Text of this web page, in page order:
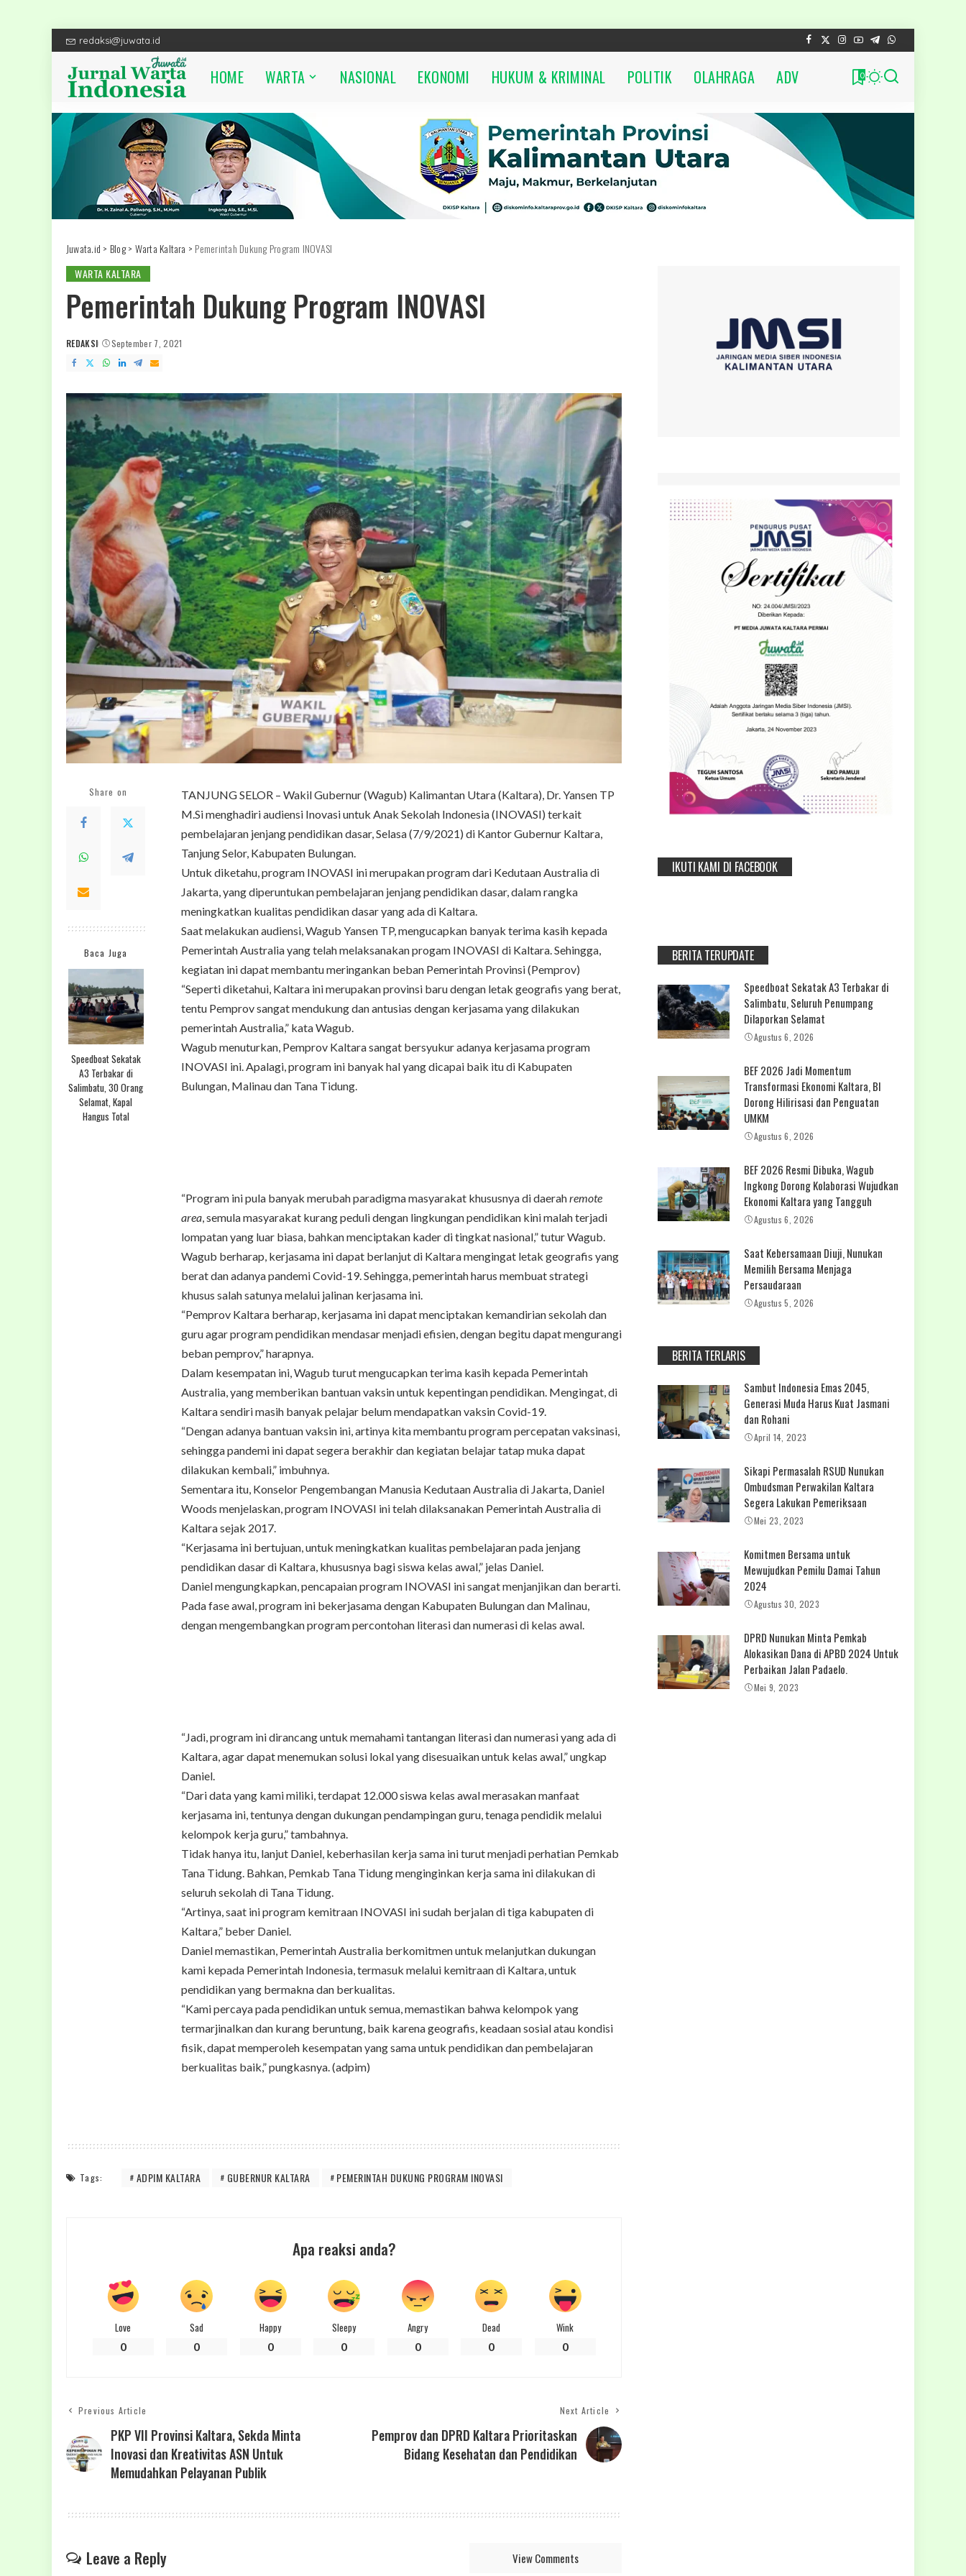
redaksi@juwata.id
HOME WARTA NASIONAL EKONOMI HUKUM & KRIMINAL POLITIK OLAHRAGA ADV 0
Juwata.id > Blog> Warta Kaltara > Pemerintah Dukung Program INOVASI
WARTA KALTARA
Pemerintah Dukung Program INOVASI
POSTED
BY
REDAKSI September 7, 2021
Share on
Baca Juga
Speedboat Sekatak
A3 Terbakar di
Salimbatu, 30 Orang
Selamat, Kapal
Hangus Total
TANJUNG SELOR – Wakil Gubernur (Wagub) Kalimantan Utara (Kaltara), Dr. Yansen TP
M.Si menghadiri audiensi Inovasi untuk Anak Sekolah Indonesia (INOVASI) terkait
pembelajaran jenjang pendidikan dasar, Selasa (7/9/2021) di Kantor Gubernur Kaltara,
Tanjung Selor, Kabupaten Bulungan.
Untuk diketahu, program INOVASI ini merupakan program dari Kedutaan Australia di
Jakarta, yang diperuntukan pembelajaran jenjang pendidikan dasar, dalam rangka
meningkatkan kualitas pendidikan dasar yang ada di Kaltara.
Saat melakukan audiensi, Wagub Yansen TP, mengucapkan banyak terima kasih kepada
Pemerintah Australia yang telah melaksanakan progam INOVASI di Kaltara. Sehingga,
kegiatan ini dapat membantu meringankan beban Pemerintah Provinsi (Pemprov)
“Seperti diketahui, Kaltara ini merupakan provinsi baru dengan letak geografis yang berat,
tentu Pemprov sangat mendukung dan antusias dengan kerjasama yang dilakukan
pemerintah Australia,” kata Wagub.
Wagub menuturkan, Pemprov Kaltara sangat bersyukur adanya kerjasama program
INOVASI ini. Apalagi, program ini banyak hal yang dicapai baik itu di Kabupaten
Bulungan, Malinau dan Tana Tidung.
“Program ini pula banyak merubah paradigma masyarakat khususnya di daerahremote
area, semula masyarakat kurang peduli dengan lingkungan pendidikan kini malah terjadi
lompatan yang luar biasa, bahkan menciptakan kader di tingkat nasional,” tutur Wagub.
Wagub berharap, kerjasama ini dapat berlanjut di Kaltara mengingat letak geografis yang
berat dan adanya pandemi Covid-19. Sehingga, pemerintah harus membuat strategi
khusus salah satunya melalui jalinan kerjasama ini.
“Pemprov Kaltara berharap, kerjasama ini dapat menciptakan kemandirian sekolah dan
guru agar program pendidikan mendasar menjadi efisien, dengan begitu dapat mengurangi
beban pemprov,” harapnya.
Dalam kesempatan ini, Wagub turut mengucapkan terima kasih kepada Pemerintah
Australia, yang memberikan bantuan vaksin untuk kepentingan pendidikan. Mengingat, di
Kaltara sendiri masih banyak pelajar belum mendapatkan vaksin Covid-19.
“Dengan adanya bantuan vaksin ini, artinya kita membantu program percepatan vaksinasi,
sehingga pandemi ini dapat segera berakhir dan kegiatan belajar tatap muka dapat
dilakukan kembali,” imbuhnya.
Sementara itu, Konselor Pengembangan Manusia Kedutaan Australia di Jakarta, Daniel
Woods menjelaskan, program INOVASI ini telah dilaksanakan Pemerintah Australia di
Kaltara sejak 2017.
“Kerjasama ini bertujuan, untuk meningkatkan kualitas pembelajaran pada jenjang
pendidikan dasar di Kaltara, khususnya bagi siswa kelas awal,” jelas Daniel.
Daniel mengungkapkan, pencapaian program INOVASI ini sangat menjanjikan dan berarti.
Pada fase awal, program ini bekerjasama dengan Kabupaten Bulungan dan Malinau,
dengan mengembangkan program percontohan literasi dan numerasi di kelas awal.
“Jadi, program ini dirancang untuk memahami tantangan literasi dan numerasi yang ada di
Kaltara, agar dapat menemukan solusi lokal yang disesuaikan untuk kelas awal,” ungkap
Daniel.
“Dari data yang kami miliki, terdapat 12.000 siswa kelas awal merasakan manfaat
kerjasama ini, tentunya dengan dukungan pendampingan guru, tenaga pendidik melalui
kelompok kerja guru,” tambahnya.
Tidak hanya itu, lanjut Daniel, keberhasilan kerja sama ini turut menjadi perhatian Pemkab
Tana Tidung. Bahkan, Pemkab Tana Tidung menginginkan kerja sama ini dilakukan di
seluruh sekolah di Tana Tidung.
“Artinya, saat ini program kemitraan INOVASI ini sudah berjalan di tiga kabupaten di
Kaltara,” beber Daniel.
Daniel memastikan, Pemerintah Australia berkomitmen untuk melanjutkan dukungan
kami kepada Pemerintah Indonesia, termasuk melalui kemitraan di Kaltara, untuk
pendidikan yang bermakna dan berkualitas.
“Kami percaya pada pendidikan untuk semua, memastikan bahwa kelompok yang
termarjinalkan dan kurang beruntung, baik karena geografis, keadaan sosial atau kondisi
fisik, dapat memperoleh kesempatan yang sama untuk pendidikan dan pembelajaran
berkualitas baik,” pungkasnya. (adpim)
Tags: ADPIM KALTARA GUBERNUR KALTARA PEMERINTAH DUKUNG PROGRAM INOVASI
Apa reaksi anda?
Love
0
Sad
0
Happy
0
Sleepy
0
Angry
0
Dead
0
Wink
0
Previous Article
PKP VII Provinsi Kaltara, Sekda Minta
Inovasi dan Kreativitas ASN Untuk
Memudahkan Pelayanan Publik
Next Article
Pemprov dan DPRD Kaltara Prioritaskan
Bidang Kesehatan dan Pendidikan
Leave a Reply View Comments
IKUTI KAMI DI FACEBOOK
BERITA TERUPDATE
Speedboat Sekatak A3 Terbakar di
Salimbatu, Seluruh Penumpang
Dilaporkan Selamat
Agustus 6, 2026
BEF 2026 Jadi Momentum
Transformasi Ekonomi Kaltara, BI
Dorong Hilirisasi dan Penguatan
UMKM
Agustus 6, 2026
BEF 2026 Resmi Dibuka, Wagub
Ingkong Dorong Kolaborasi Wujudkan
Ekonomi Kaltara yang Tangguh
Agustus 6, 2026
Saat Kebersamaan Diuji, Nunukan
Memilih Bersama Menjaga
Persaudaraan
Agustus 5, 2026
BERITA TERLARIS
Sambut Indonesia Emas 2045,
Generasi Muda Harus Kuat Jasmani
dan Rohani
April 14, 2023
Sikapi Permasalah RSUD Nunukan
Ombudsman Perwakilan Kaltara
Segera Lakukan Pemeriksaan
Mei 23, 2023
Komitmen Bersama untuk
Mewujudkan Pemilu Damai Tahun
2024
Agustus 30, 2023
DPRD Nunukan Minta Pemkab
Alokasikan Dana di APBD 2024 Untuk
Perbaikan Jalan Padaelo.
Mei 9, 2023